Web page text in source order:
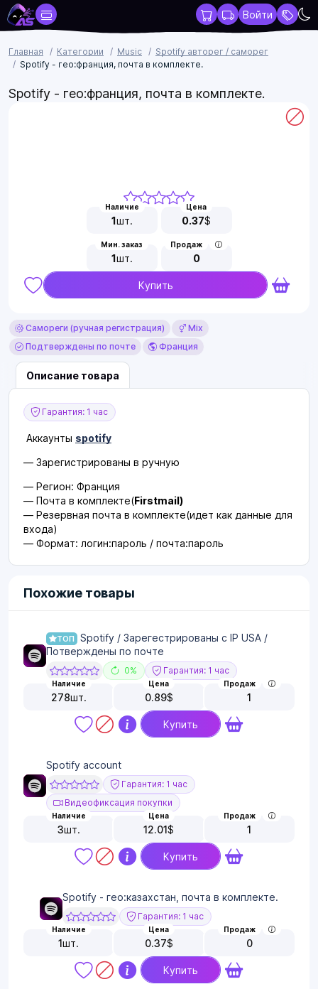
Войти
Главная Категории Music
Spotify авторег / саморег
Spotify - гео:франция, почта в комплекте.
Spotify - гео:франция, почта в комплекте.
Наличие
1шт.
Цена
0.37$
Мин. заказ
1шт.
Продаж
0
Купить
Самореги (ручная регистрация)
Mix
Подтверждены по почте
Франция
Описание товара
Гарантия: 1 час
Аккаунты spotify
— Зарегистрированы в ручную
— Регион: Франция
— Почта в комплекте(Firstmail)
— Резервная почта в комплекте(идет как данные для
входа)
— Формат: логин:пароль / почта:пароль
Похожие товары
ТОП
Spotify / Зарегестрированы с IP USA /
Потверждены по почте
0% Гарантия: 1 час
Наличие
278шт.
Цена
0.89$
Продаж
1
Купить
Spotify account
Гарантия: 1 час
Видеофиксация покупки
Наличие
3шт.
Цена
12.01$
Продаж
1
Купить
Spotify - гео:казахстан, почта в комплекте.
Гарантия: 1 час
Наличие
1шт.
Цена
0.37$
Продаж
0
Купить